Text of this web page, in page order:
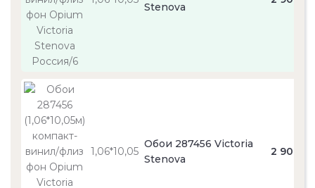
Stenova
1,06*10,05
Обои 287456 Victoria
Stenova
2 900